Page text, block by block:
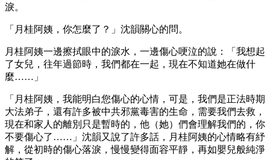
淚。
「月桂阿姨，你怎麼了？」沈韻關心的問。
月桂阿姨一邊擦拭眼中的淚水，一邊傷心哽泣的說：「我想起
了女兒，往年過節時，我們都在一起，現在不知道她在做什
麼……」
「月桂阿姨，我能明白您傷心的心情，可是，我們是正法時期
大法弟子，還有許多被中共邪黨毒害的生命，需要我們去救，
現在和家人的離別只是暫時的，他（她）們會理解我們的，你
不要傷心了……」沈韻又說了許多話，月桂阿姨的心情略有紓
解，從初時的傷心落淚，慢慢變得面容平靜，再如嬰兒般純淨